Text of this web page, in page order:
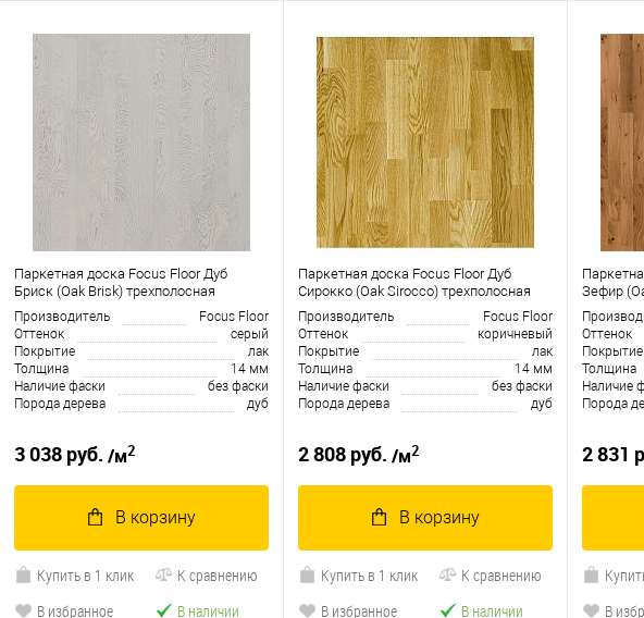
Паркетная доска Focus Floor Дуб
Бриск (Oak Brisk) трехполосная
Производитель
Focus Floor
Оттенок
серый
Покрытие
лак
Толщина
14 мм
Наличие фаски
без фаски
Порода дерева
дуб
3 038 руб. /м2
В корзину
Купить в 1 клик
К сравнению
В избранное
В наличии
Паркетная доска Focus Floor Дуб
Сирокко (Oak Sirocco) трехполосная
Производитель
Focus Floor
Оттенок
коричневый
Покрытие
лак
Толщина
14 мм
Наличие фаски
без фаски
Порода дерева
дуб
2 808 руб. /м2
В корзину
Купить в 1 клик
К сравнению
В избранное
В наличии
Зефир
Оттенок
Покрытие
Толщина
Наличие
Порода
2 831
В